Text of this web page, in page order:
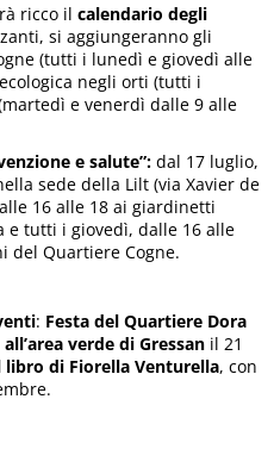
ricco ilcalendario degli
si aggiungeranno gli
(tutti i lunedì e giovedì alle
negli orti (tutti i
e venerdì dalle 9 alle
e salute”: dal 17 luglio,
sede della Lilt (via Xavier de
16 alle 18 ai giardinetti
e tutti i giovedì, dalle 16 alle
del Quartiere Cogne.
: Festa del Quartiere Dora
verde di Gressan il 21
libro di Fiorella Venturella, con